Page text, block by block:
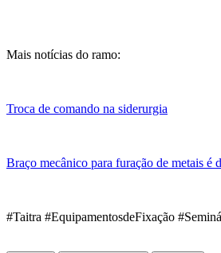
Mais notícias do ramo:
Troca de comando na siderurgia
Braço mecânico para furação de metais é
#Taitra #EquipamentosdeFixação